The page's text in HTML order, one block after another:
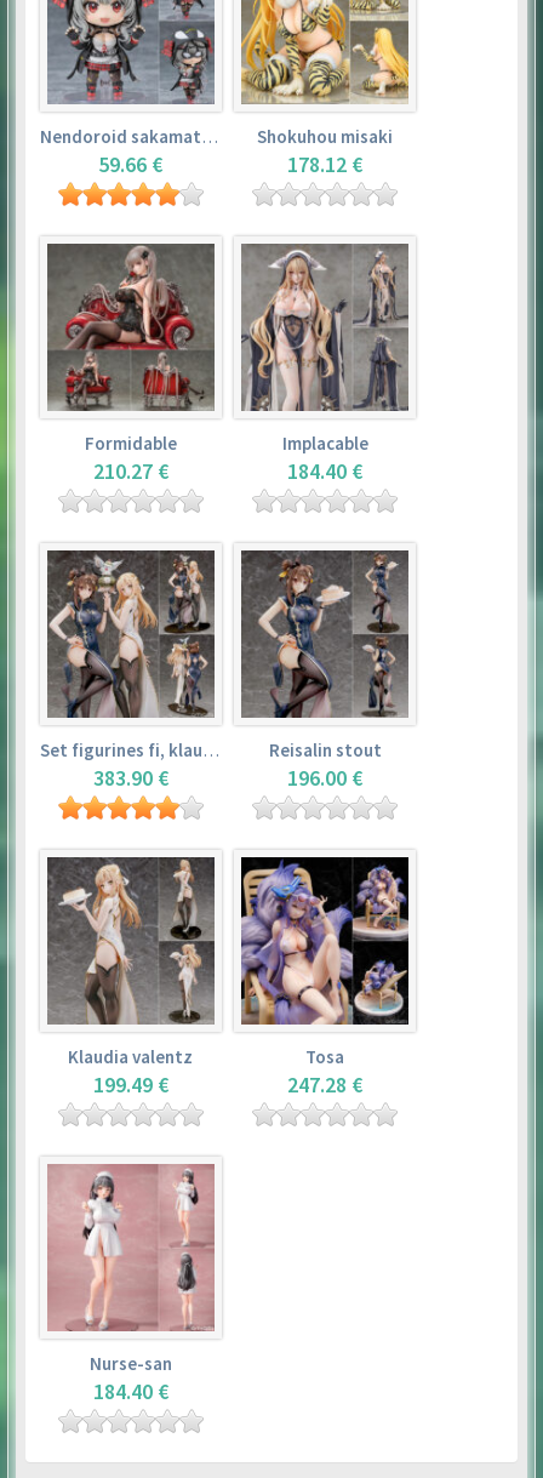
Nendoroid sakamata chloe
59.66 €
Shokuhou misaki
178.12 €
Formidable
210.27 €
Implacable
184.40 €
Set figurines fi, klaudia valentz, reisalin stout
383.90 €
Reisalin stout
196.00 €
Klaudia valentz
199.49 €
Tosa
247.28 €
Nurse-san
184.40 €